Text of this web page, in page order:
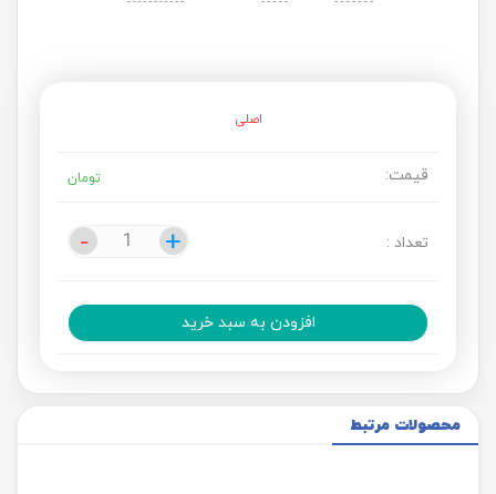
اصلی
قیمت: تومان
تعداد : +
- +
-
افزودن به سبد خرید
محصولات مرتبط